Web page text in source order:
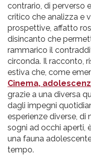
contrario, di perverso
critico che analizza e
prospettive, affatto
disincanto che
rammarico il
circonda. Il racconto,
estiva che, come
Cinema,
grazie a una diversa
dagli impegni
esperienze diverse, di
sogni ad occhi aperti,
una fauna
tempo.